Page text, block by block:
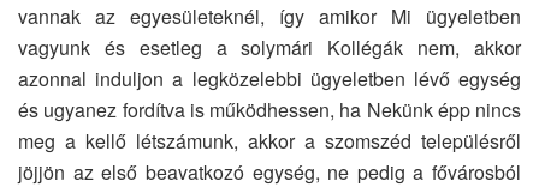
vannak az egyesületeknél, így amikor Mi ügyeletben
vagyunk és esetleg a solymári Kollégák nem, akkor
azonnal induljon a legközelebbi ügyeletben lévő egység
és ugyanez fordítva is működhessen, ha Nekünk épp nincs
meg a kellő létszámunk, akkor a szomszéd településről
jöjjön az első beavatkozó egység, ne pedig a fővárosból